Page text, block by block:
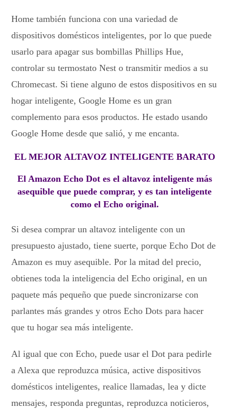
Home también funciona con una variedad de
dispositivos domésticos inteligentes, por lo que puede
usarlo para apagar sus bombillas Phillips Hue,
controlar su termostato Nest o transmitir medios a su
Chromecast. Si tiene alguno de estos dispositivos en su
hogar inteligente, Google Home es un gran
complemento para esos productos. He estado usando
Google Home desde que salió, y me encanta.
EL MEJOR ALTAVOZ INTELIGENTE BARATO
El Amazon Echo Dot es el altavoz inteligente más
asequible que puede comprar, y es tan inteligente
como el Echo original.
Si desea comprar un altavoz inteligente con un
presupuesto ajustado, tiene suerte, porque Echo Dot de
Amazon es muy asequible. Por la mitad del precio,
obtienes toda la inteligencia del Echo original, en un
paquete más pequeño que puede sincronizarse con
parlantes más grandes y otros Echo Dots para hacer
que tu hogar sea más inteligente.
Al igual que con Echo, puede usar el Dot para pedirle
a Alexa que reproduzca música, active dispositivos
domésticos inteligentes, realice llamadas, lea y dicte
mensajes, responda preguntas, reproduzca noticieros,